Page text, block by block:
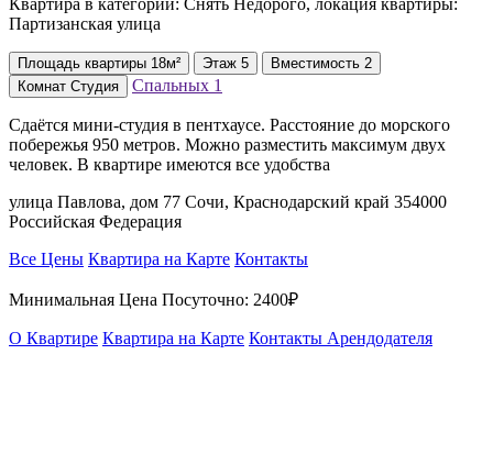
Партизанская улица
Площадь квартиры 18м² Этаж 5 Вместимость 2
Комнат Студия Спальных 1
Сдаётся мини-студия в пентхаусе. Расстояние до морского
побережья 950 метров. Можно разместить максимум двух
человек. В квартире имеются все удобства
улица Павлова, дом 77 Сочи, Краснодарский край 354000
Российская Федерация
Все Цены Квартира на Карте Контакты
Минимальная Цена Посуточно: 2400₽
О Квартире Квартира на Карте Контакты Арендодателя